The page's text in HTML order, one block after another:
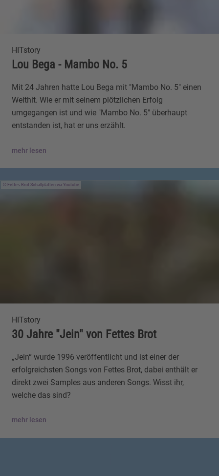
HITstory
Lou Bega - Mambo No. 5
Mit 24 Jahren hatte Lou Bega mit "Mambo No. 5" einen
Welthit. Wie er mit seinem plötzlichen Erfolg
umgegangen ist und wie "Mambo No. 5" überhaupt
entstanden ist, hat er uns erzählt.
mehr lesen
Fettes Brot Schallplatten via Youtube
HITstory
30 Jahre "Jein" von Fettes Brot
„Jein“ wurde 1996 veröffentlicht und ist einer der
erfolgreichsten Songs von Fettes Brot, dabei enthält er
direkt zwei Samples aus anderen Songs. Wisst ihr,
welche das sind?
mehr lesen